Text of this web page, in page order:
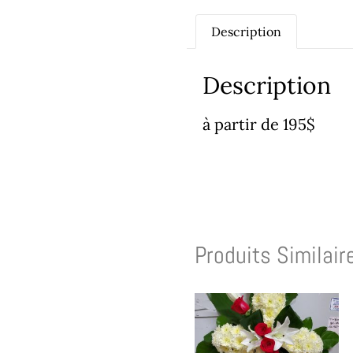
Description
Description
à partir de 195$
Produits